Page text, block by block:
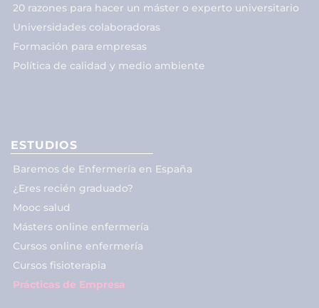
20 razones para hacer un máster o experto universitario
Universidades colaboradoras
Formación para empresas
Política de calidad y medio ambiente
ESTUDIOS
Baremos de Enfermería en España
¿Eres recién graduado?
Mooc salud
Másters online enfermería
Cursos online enfermería
Cursos fisioterapia
Prácticas de Empresa